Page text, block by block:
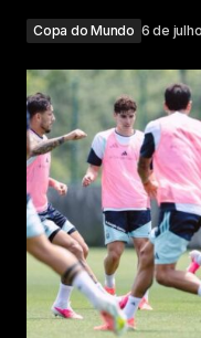
Copa do Mundo 6 de